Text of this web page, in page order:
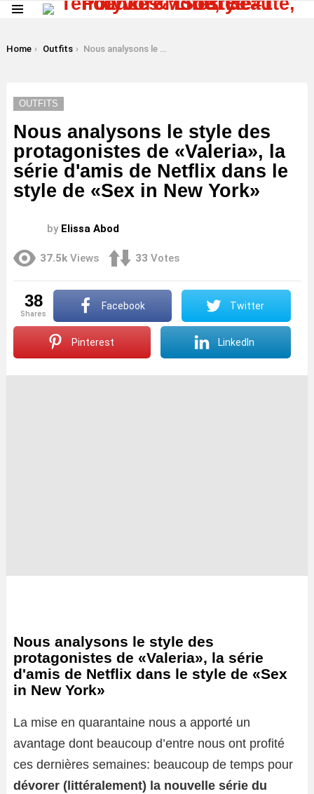
You are here:
Home Outfits Nous analysons le style des protagonistes de «Valeria», la série d'amis de Netflix dans le style de «Sex in New York»
OUTFITS
Nous analysons le style des
protagonistes de «Valeria», la
série d'amis de Netflix dans le
style de «Sex in New York»
by Elissa Abod
37.5k Views 33 Votes
38
shares
Facebook Twitter
Pinterest LinkedIn
Nous analysons le style des
protagonistes de «Valeria», la série
d'amis de Netflix dans le style de «Sex
in New York»
La mise en quarantaine nous a apporté un
avantage dont beaucoup d’entre nous ont profité
ces dernières semaines: beaucoup de temps pour
dévorer (littéralement) la nouvelle série du